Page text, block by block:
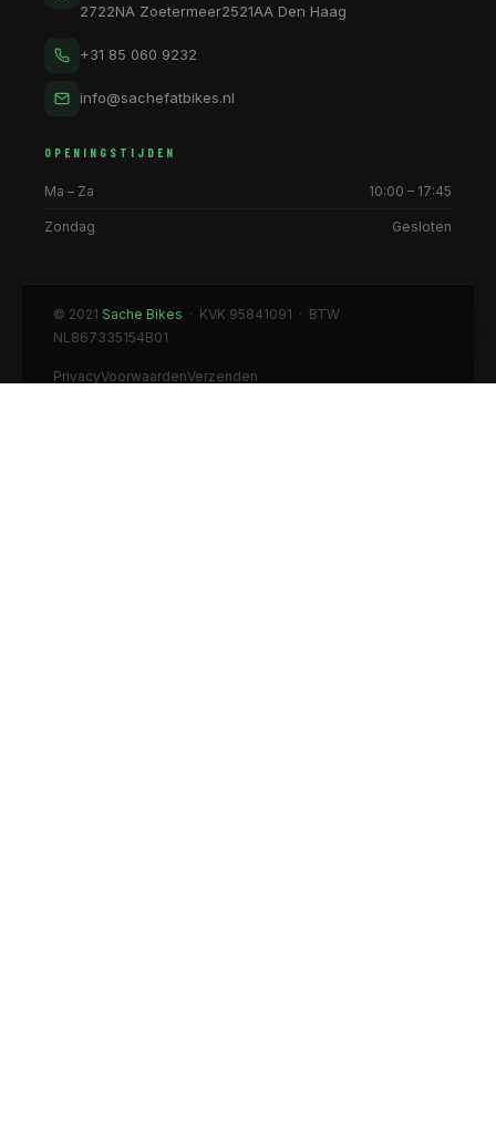
2722NA Zoetermeer2521AA Den Haag
+31 85 060 9232
info@sachefatbikes.nl
OPENINGSTIJDEN
Ma – Za 10:00 – 17:45
Zondag Gesloten
© 2021 Sache Bikes · KVK 95841091 · BTW
NL867335154B01
PrivacyVoorwaardenVerzenden